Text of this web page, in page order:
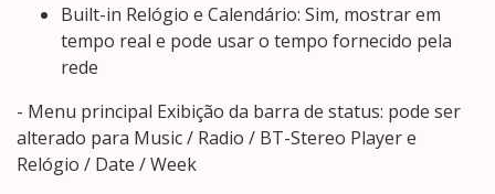
Built-in Relógio e Calendário: Sim, mostrar em
tempo real e pode usar o tempo fornecido pela
rede
- Menu principal Exibição da barra de status: pode ser
alterado para Music / Radio / BT-Stereo Player e
Relógio / Date / Week